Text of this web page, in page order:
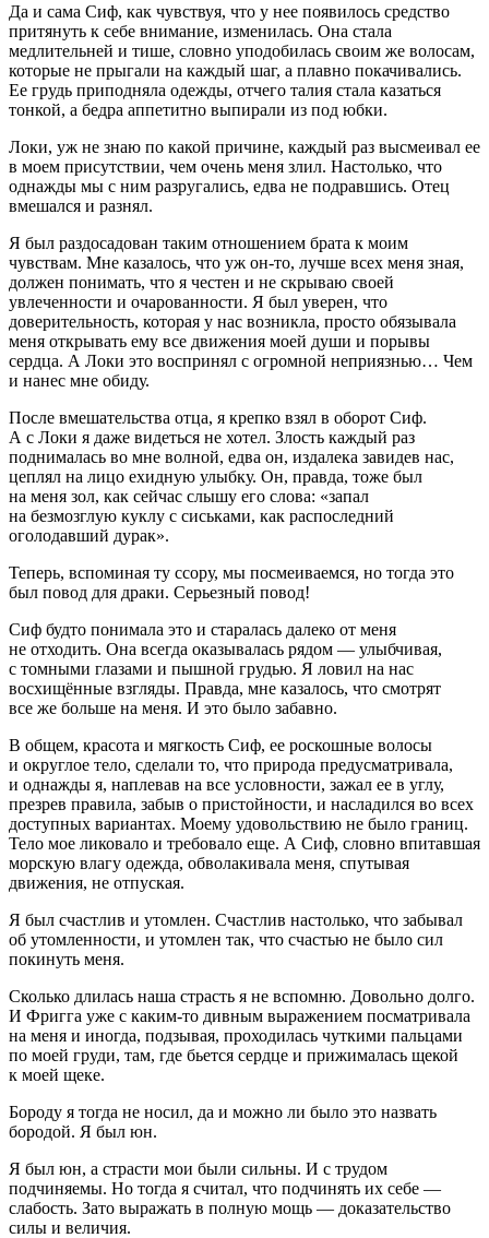
Да и сама Сиф, как чувствуя, что у нее появилось средство
притянуть к себе внимание, изменилась. Она стала
медлительней и тише, словно уподобилась своим же волосам,
которые не прыгали на каждый шаг, а плавно покачивались.
Ее грудь приподняла одежды, отчего талия стала казаться
тонкой, а бедра аппетитно выпирали из под юбки.
Локи, уж не знаю по какой причине, каждый раз высмеивал ее
в моем присутствии, чем очень меня злил. Настолько, что
однажды мы с ним разругались, едва не подравшись. Отец
вмешался и разнял.
Я был раздосадован таким отношением брата к моим
чувствам. Мне казалось, что уж он-то, лучше всех меня зная,
должен понимать, что я честен и не скрываю своей
увлеченности и очарованности. Я был уверен, что
доверительность, которая у нас возникла, просто обязывала
меня открывать ему все движения моей души и порывы
сердца. А Локи это воспринял с огромной неприязнью… Чем
и нанес мне обиду.
После вмешательства отца, я крепко взял в оборот Сиф.
А с Локи я даже видеться не хотел. Злость каждый раз
поднималась во мне волной, едва он, издалека завидев нас,
цеплял на лицо ехидную улыбку. Он, правда, тоже был
на меня зол, как сейчас слышу его слова: «запал
на безмозглую куклу с сиськами, как распоследний
оголодавший дурак».
Теперь, вспоминая ту ссору, мы посмеиваемся, но тогда это
был повод для драки. Серьезный повод!
Сиф будто понимала это и старалась далеко от меня
не отходить. Она всегда оказывалась рядом — улыбчивая,
с томными глазами и пышной грудью. Я ловил на нас
восхищённые взгляды. Правда, мне казалось, что смотрят
все же больше на меня. И это было забавно.
В общем, красота и мягкость Сиф, ее роскошные волосы
и округлое тело, сделали то, что природа предусматривала,
и однажды я, наплевав на все условности, зажал ее в углу,
презрев правила, забыв о пристойности, и насладился во всех
доступных вариантах. Моему удовольствию не было границ.
Тело мое ликовало и требовало еще. А Сиф, словно впитавшая
морскую влагу одежда, обволакивала меня, спутывая
движения, не отпуская.
Я был счастлив и утомлен. Счастлив настолько, что забывал
об утомленности, и утомлен так, что счастью не было сил
покинуть меня.
Сколько длилась наша страсть я не вспомню. Довольно долго.
И Фригга уже с каким-то дивным выражением посматривала
на меня и иногда, подзывая, проходилась чуткими пальцами
по моей груди, там, где бьется сердце и прижималась щекой
к моей щеке.
Бороду я тогда не носил, да и можно ли было это назвать
бородой. Я был юн.
Я был юн, а страсти мои были сильны. И с трудом
подчиняемы. Но тогда я считал, что подчинять их себе —
слабость. Зато выражать в полную мощь — доказательство
силы и величия.